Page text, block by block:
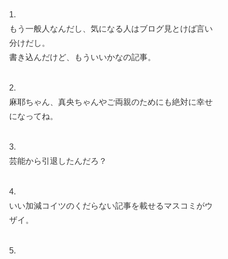
1.
もう一般人なんだし、気になる人はブログ見とけば言い
分けだし。
書き込んだけど、もういいかなの記事。
2.
麻耶ちゃん、真央ちゃんやご両親のためにも絶対に幸せ
になってね。
3.
芸能から引退したんだろ？
4.
いい加減コイツのくだらない記事を載せるマスコミがウ
ザイ。
5.